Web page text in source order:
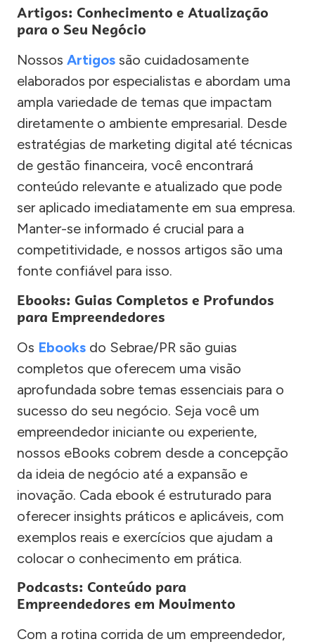
Artigos: Conhecimento e Atualização
para o Seu Negócio
Nossos Artigos são cuidadosamente
elaborados por especialistas e abordam uma
ampla variedade de temas que impactam
diretamente o ambiente empresarial. Desde
estratégias de marketing digital até técnicas
de gestão financeira, você encontrará
conteúdo relevante e atualizado que pode
ser aplicado imediatamente em sua empresa.
Manter-se informado é crucial para a
competitividade, e nossos artigos são uma
fonte confiável para isso.
Ebooks: Guias Completos e Profundos
para Empreendedores
Os Ebooks do Sebrae/PR são guias
completos que oferecem uma visão
aprofundada sobre temas essenciais para o
sucesso do seu negócio. Seja você um
empreendedor iniciante ou experiente,
nossos eBooks cobrem desde a concepção
da ideia de negócio até a expansão e
inovação. Cada ebook é estruturado para
oferecer insights práticos e aplicáveis, com
exemplos reais e exercícios que ajudam a
colocar o conhecimento em prática.
Podcasts: Conteúdo para
Empreendedores em Movimento
Com a rotina corrida de um empreendedor,